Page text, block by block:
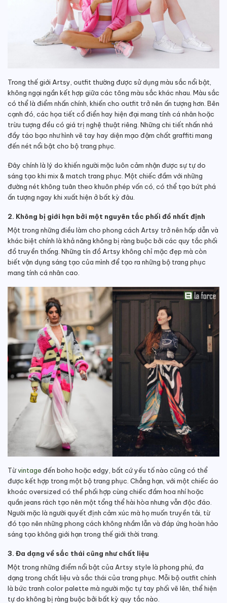
Trong thế giới Artsy, outfit thường được sử dụng màu sắc nổi bật,
không ngại ngần kết hợp giữa các tông màu sắc khác nhau. Màu sắc
có thể là điểm nhấn chính, khiến cho outfit trở nên ấn tượng hơn. Bên
cạnh đó, các họa tiết cổ điển hay hiện đại mang tính cá nhân hoặc
trừu tượng đều có giá trị nghệ thuật riêng. Những chi tiết nhấn nhá
đầy táo bạo như hình vẽ tay hay diện mạo đậm chất graffiti mang
đến nét nổi bật cho bộ trang phục.
Đây chính là lý do khiến người mặc luôn cảm nhận được sự tự do
sáng tạo khi mix & match trang phục. Một chiếc đầm với những
đường nét không tuân theo khuôn phép vốn có, có thể tạo bứt phá
ấn tượng ngay khi xuất hiện ở bất kỳ đâu.
2. Không bị giới hạn bởi một nguyên tắc phối đồ nhất định
Một trong những điều làm cho phong cách Artsy trở nên hấp dẫn và
khác biệt chính là khả năng không bị ràng buộc bởi các quy tắc phối
đồ truyền thống. Những tín đồ Artsy không chỉ mặc đẹp mà còn
biết vận dụng sáng tạo của mình để tạo ra những bộ trang phục
mang tính cá nhân cao.
Từvintage đến boho hoặc edgy, bất cứ yếu tố nào cũng có thể
được kết hợp trong một bộ trang phục. Chẳng hạn, với một chiếc áo
khoác oversized có thể phối hợp cùng chiếc đầm hoa nhí hoặc
quần jeans rách tạo nên một tổng thể hài hòa nhưng vẫn độc đáo.
Người mặc là người quyết định cảm xúc mà họ muốn truyền tải, từ
đó tạo nên những phong cách không nhầm lẫn và đáp ứng hoàn hảo
sáng tạo không giới hạn trong thế giới thời trang.
3. Đa dạng về sắc thái cũng như chất liệu
Một trong những điểm nổi bật của Artsy style là phong phú, đa
dạng trong chất liệu và sắc thái của trang phục. Mỗi bộ outfit chính
là bức tranh color palette mà người mặc tự tay phối vẽ lên, thể hiện
tự do không bị ràng buộc bởi bất kỳ quy tắc nào.